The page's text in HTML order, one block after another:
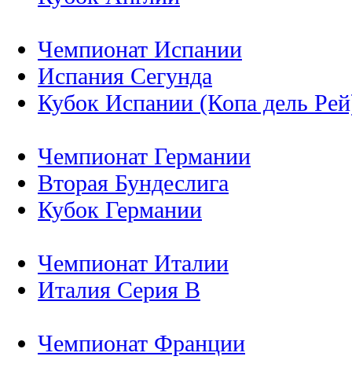
Чемпионат Испании
Испания Сегунда
Кубок Испании (Копа дель
Чемпионат Германии
Вторая Бундеслига
Кубок Германии
Чемпионат Италии
Италия Серия B
Чемпионат Франции